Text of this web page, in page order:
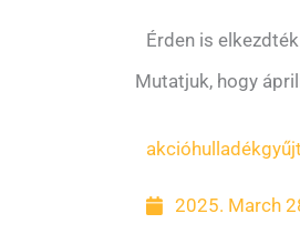
Érden is
Mutatjuk, hogy
akció
2025. March